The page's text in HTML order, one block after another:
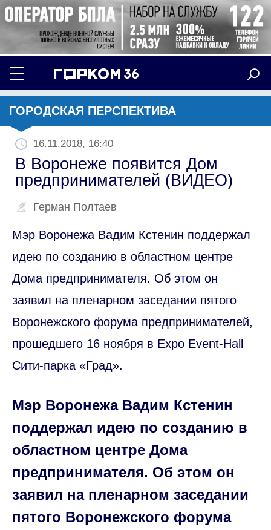
ГОРОДСКАЯ ПЕРСПЕКТИВА
16.11.2018, 16:40
В Воронеже появится Дом
предпринимателей (ВИДЕО)
Герман Полтаев
Мэр Воронежа Вадим Кстенин поддержал
идею по созданию в областном центре
Дома предпринимателя. Об этом он
заявил на пленарном заседании пятого
Воронежского форума предпринимателей,
прошедшего 16 ноября в Expo Event-Hall
Сити-парка «Град».
Мэр Воронежа Вадим Кстенин
поддержал идею по созданию в
областном центре Дома
предпринимателя. Об этом он
заявил на пленарном заседании
пятого Воронежского форума